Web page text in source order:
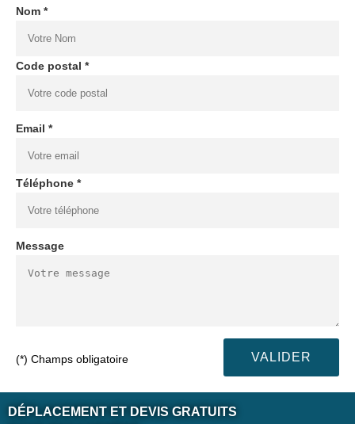
Nom *
Code postal *
Email *
Téléphone *
Message
(*) Champs obligatoire
DÉPLACEMENT ET DEVIS GRATUITS